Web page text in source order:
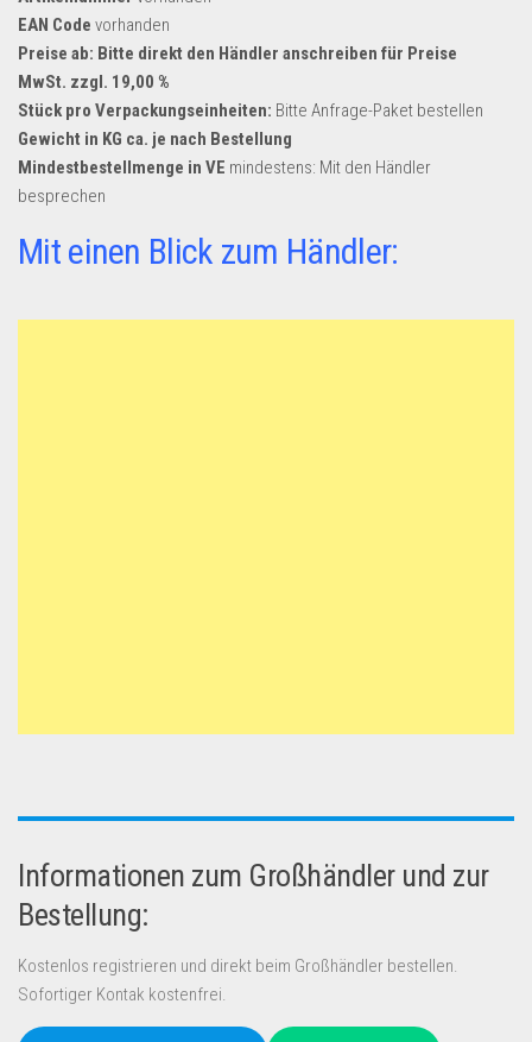
EAN Code vorhanden
Preise ab: Bitte direkt den Händler anschreiben für Preise
MwSt. zzgl. 19,00 %
Stück pro Verpackungseinheiten: Bitte Anfrage-Paket bestellen
Gewicht in KG ca. je nach Bestellung
Mindestbestellmenge in VE mindestens: Mit den Händler
besprechen
Mit einen Blick zum Händler:
Informationen zum Großhändler und zur
Bestellung:
Kostenlos registrieren und direkt beim Großhändler bestellen.
Sofortiger Kontak kostenfrei.